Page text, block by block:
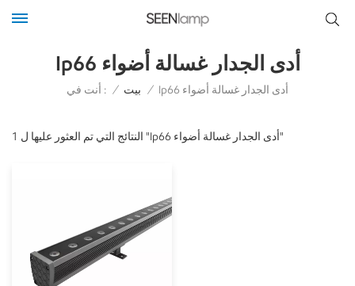
Ip66 أدى الجدار غسالة أضواء
أنت في : / بيت / Ip66 أدى الجدار غسالة أضواء
1 النتائج التي تم العثور عليها ل "Ip66 أدى الجدار غسالة أضواء"